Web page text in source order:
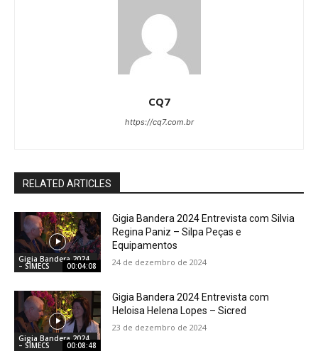
CQ7
https://cq7.com.br
RELATED ARTICLES
Gigia Bandera 2024
– SIMECS 00:04:08
Gigia Bandera 2024 Entrevista com Silvia
Regina Paniz – Silpa Peças e
Equipamentos
24 de dezembro de 2024
Gigia Bandera 2024
– SIMECS 00:08:48
Gigia Bandera 2024 Entrevista com
Heloisa Helena Lopes – Sicred
23 de dezembro de 2024